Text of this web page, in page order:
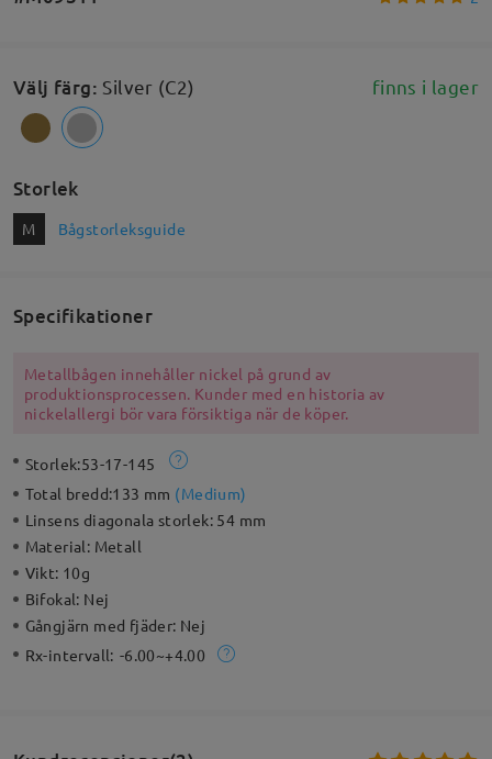
Välj färg: Silver (C2) finns i lager
Storlek
M Bågstorleksguide
Specifikationer
Metallbågen innehåller nickel på grund av
produktionsprocessen. Kunder med en historia av
nickelallergi bör vara försiktiga när de köper.
Storlek:53-17-145
Total bredd:133 mm (Medium)
Linsens diagonala storlek: 54 mm
Material: Metall
Vikt: 10g
Bifokal: Nej
Gångjärn med fjäder: Nej
Rx-intervall: -6.00~+4.00